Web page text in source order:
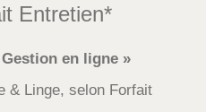
Entretien*
en ligne »
& Linge, selon Forfait